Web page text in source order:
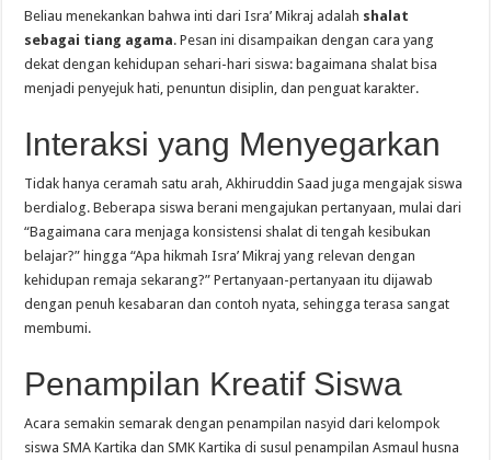
Beliau menekankan bahwa inti dari Isra’ Mikraj adalah shalat
sebagai tiang agama. Pesan ini disampaikan dengan cara yang
dekat dengan kehidupan sehari-hari siswa: bagaimana shalat bisa
menjadi penyejuk hati, penuntun disiplin, dan penguat karakter.
Interaksi yang Menyegarkan
Tidak hanya ceramah satu arah, Akhiruddin Saad juga mengajak siswa
berdialog. Beberapa siswa berani mengajukan pertanyaan, mulai dari
“Bagaimana cara menjaga konsistensi shalat di tengah kesibukan
belajar?” hingga “Apa hikmah Isra’ Mikraj yang relevan dengan
kehidupan remaja sekarang?” Pertanyaan-pertanyaan itu dijawab
dengan penuh kesabaran dan contoh nyata, sehingga terasa sangat
membumi.
Penampilan Kreatif Siswa
Acara semakin semarak dengan penampilan nasyid dari kelompok
siswa SMA Kartika dan SMK Kartika di susul penampilan Asmaul husna